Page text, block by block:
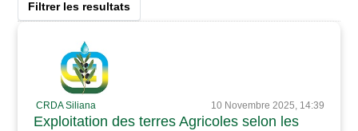
Filtrer les resultats
CRDA Siliana 10 Novembre 2025, 14:39
Exploitation des terres Agricoles selon les